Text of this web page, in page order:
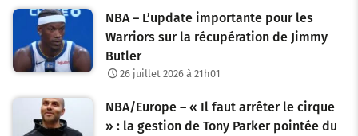
NBA – L’update importante pour les
Warriors sur la récupération de Jimmy
Butler
26 juillet 2026 à 21h01
NBA/Europe – « Il faut arrêter le cirque
» : la gestion de Tony Parker pointée du